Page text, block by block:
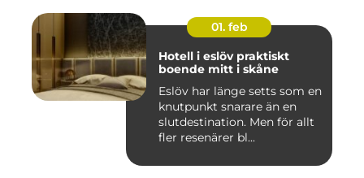
01. feb
Hotell i eslöv praktiskt
boende mitt i skåne
Eslöv har länge setts som en
knutpunkt snarare än en
slutdestination. Men för allt
fler resenärer bl...